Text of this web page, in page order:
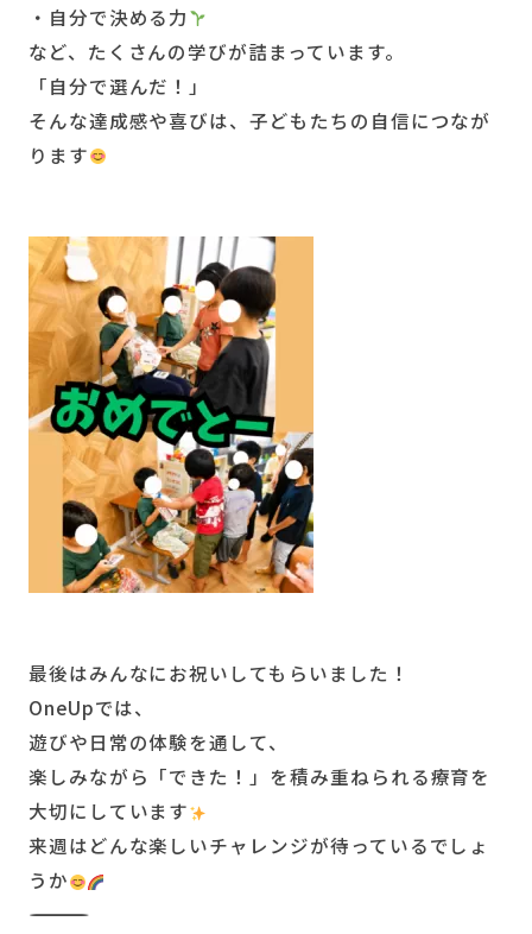
・自分で決める力
など、たくさんの学びが詰まっています。
「自分で選んだ！」
そんな達成感や喜びは、子どもたちの自信につなが
ります
最後はみんなにお祝いしてもらいました！
OneUpでは、
遊びや日常の体験を通して、
楽しみながら「できた！」を積み重ねられる療育を
大切にしています
来週はどんな楽しいチャレンジが待っているでしょ
うか
――――――――――――――――――